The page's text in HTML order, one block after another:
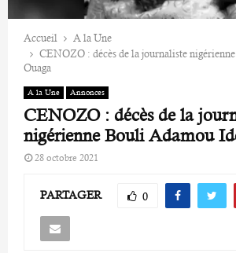
Accueil
A la Une
CENOZO : décès de la journaliste
Ouaga
A la Une Annonces
CENOZO : décès de la
nigérienne Bouli Adamou
28 octobre 2021
PARTAGER 0